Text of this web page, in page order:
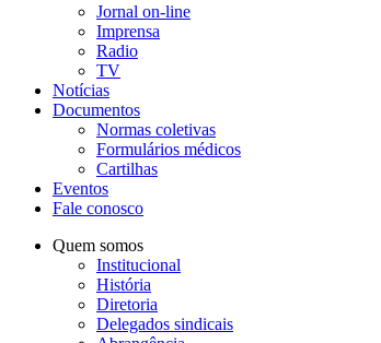
Jornal on-line
Imprensa
Radio
TV
Notícias
Documentos
Normas coletivas
Formulários médicos
Cartilhas
Eventos
Fale conosco
Quem somos
Institucional
História
Diretoria
Delegados sindicais